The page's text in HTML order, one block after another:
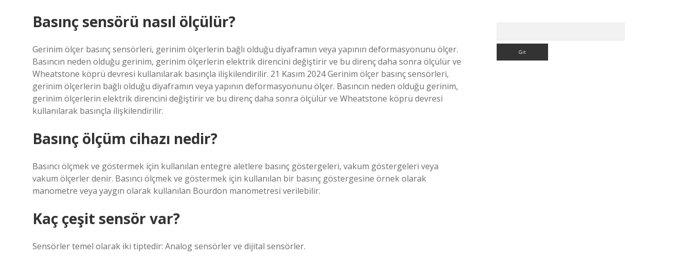
Basınç sensörü nasıl ölçülür?
Gerinim ölçer basınç sensörleri, gerinim ölçerlerin bağlı olduğu diyaframın veya yapının deformasyonunu ölçer.
Basıncın neden olduğu gerinim, gerinim ölçerlerin elektrik direncini değiştirir ve bu direnç daha sonra ölçülür ve
Wheatstone köprü devresi kullanılarak basınçla ilişkilendirilir. 21 Kasım 2024 Gerinim ölçer basınç sensörleri,
gerinim ölçerlerin bağlı olduğu diyaframın veya yapının deformasyonunu ölçer. Basıncın neden olduğu gerinim,
gerinim ölçerlerin elektrik direncini değiştirir ve bu direnç daha sonra ölçülür ve Wheatstone köprü devresi
kullanılarak basınçla ilişkilendirilir.
Basınç ölçüm cihazı nedir?
Basıncı ölçmek ve göstermek için kullanılan entegre aletlere basınç göstergeleri, vakum göstergeleri veya
vakum ölçerler denir. Basıncı ölçmek ve göstermek için kullanılan bir basınç göstergesine örnek olarak
manometre veya yaygın olarak kullanılan Bourdon manometresi verilebilir.
Kaç çeşit sensör var?
Sensörler temel olarak iki tiptedir: Analog sensörler ve dijital sensörler.